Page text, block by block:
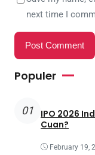
next time I
Populer
01
IPO 2026
Cuan?
February 19,